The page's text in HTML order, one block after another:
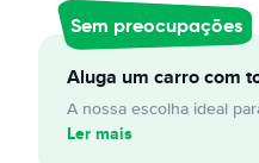
Sem preocupações
Aluga um carro com
A nossa escolha ideal
Ler mais